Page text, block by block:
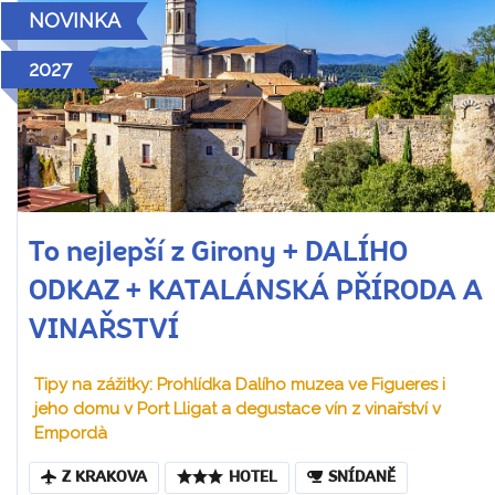
NOVINKA
2027
To nejlepší z Girony + DALÍHO
ODKAZ + KATALÁNSKÁ PŘÍRODA A
VINAŘSTVÍ
Tipy na zážitky: Prohlídka Dalího muzea ve Figueres i
jeho domu v Port Lligat a degustace vín z vinařství v
Empordà
Z KRAKOVA HOTEL SNÍDANĚ